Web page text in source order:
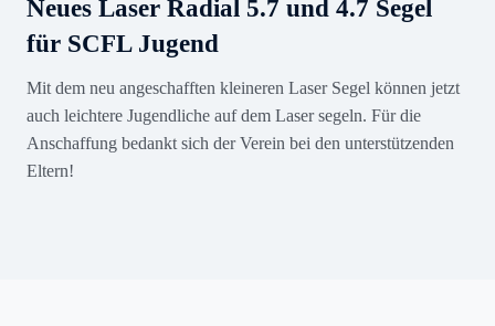
Neues Laser Radial 5.7 und 4.7 Segel
für SCFL Jugend
Mit dem neu angeschafften kleineren Laser Segel können jetzt
auch leichtere Jugendliche auf dem Laser segeln. Für die
Anschaffung bedankt sich der Verein bei den unterstützenden
Eltern!